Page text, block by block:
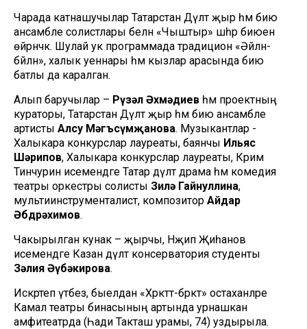
Чарада катнашучылар Татарстан Дәүләт җыр һәм бию
ансамбле солистлары белән «Чыштыр» шәһәр биюен
өйрәнәчәк. Шулай ук программада традицион «Әйлән-
бәйлән», халык уеннары һәм кызлар арасында бию
батлы да каралган.
Алып баручылар – Рүзәл Әхмәдиев һәм проектның
кураторы, Татарстан Дәүләт җыр һәм бию ансамбле
артисты Алсу Мәгъсүмҗанова. Музыкантлар -
Халыкара конкурслар лауреаты, баянчы Ильяс
Шәрипов, Халыкара конкурслар лауреаты, Кәрим
Тинчурин исемендәге Татар дәүләт драма һәм комедия
театры оркестры солисты Зилә Гайнуллина,
мультиинструменталист, композитор Айдар
Әбдрәхимов.
Чакырылган кунак – җырчы, Нәҗип Җиһанов
исемендәге Казан дәүләт консерватория студенты
Зәлия Әүбәкирова.
Искәртеп үтәбез, быелдан «Хәрәкәттә-бәрәкәт» остаханәләре
Камал театры бинасының артында урнашкан
амфитеатрда (Һади Такташ урамы, 74) уздырыла.